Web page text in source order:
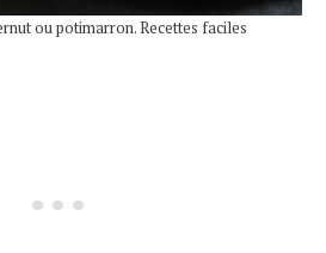
ou potimarron. Recettes faciles